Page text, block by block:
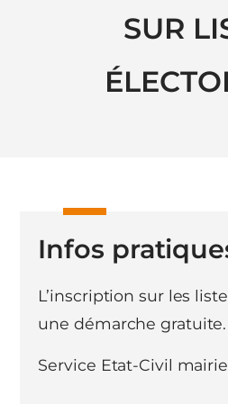
SUR
Infos
L’inscription sur les
une démarche gratuite.
Service Etat-Civil